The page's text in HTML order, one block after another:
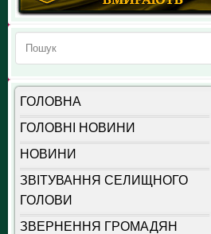
ГОЛОВНА
ГОЛОВНІ НОВИНИ
НОВИНИ
ЗВІТУВАННЯ СЕЛИЩНОГО
ГОЛОВИ
ЗВЕРНЕННЯ ГРОМАДЯН